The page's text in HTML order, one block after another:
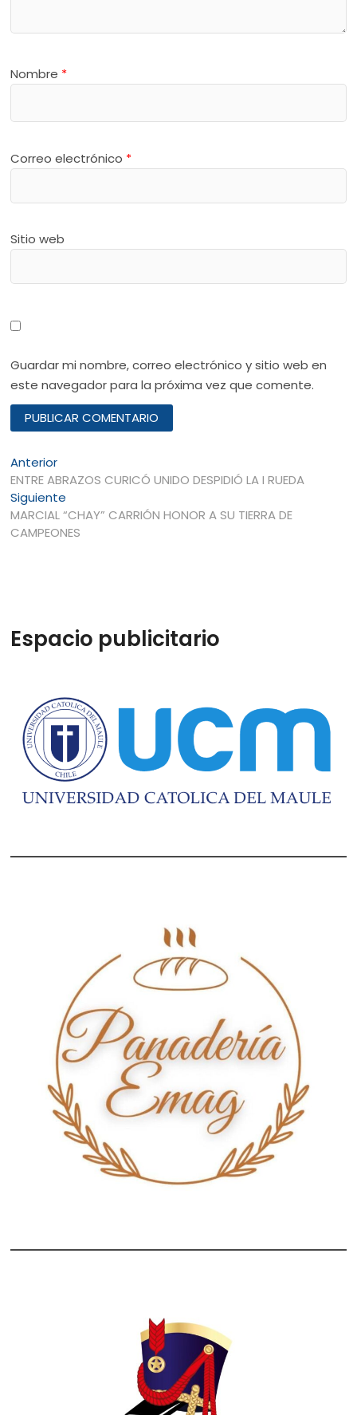
Nombre *
Correo electrónico *
Sitio web
Guardar mi nombre, correo electrónico y sitio web en
este navegador para la próxima vez que comente.
Navegación
de
entradas
AnteriorEntrada
anterior:
ENTRE ABRAZOS CURICÓ UNIDO DESPIDIÓ LA I RUEDA
Siguiente
siguiente:
MARCIAL “CHAY” CARRIÓN HONOR A SU TIERRA DE
CAMPEONES
Espacio publicitario